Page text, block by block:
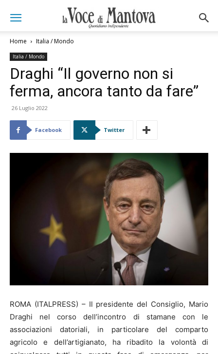
Home Italia / Mondo
Italia / Mondo
Draghi “Il governo non si
ferma, ancora tanto da fare”
26 Luglio 2022
Facebook Twitter
ROMA (ITALPRESS) – Il presidente del Consiglio, Mario
Draghi nel corso dell’incontro di stamane con le
associazioni datoriali, in particolare del comparto
agricolo e dell’artigianato, ha ribadito la volontà di